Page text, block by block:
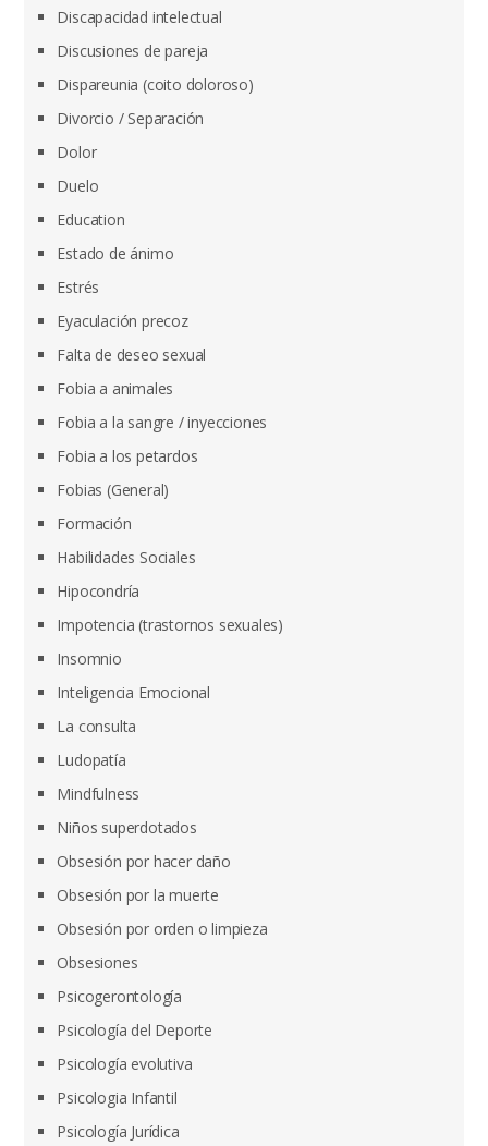
Discapacidad intelectual
Discusiones de pareja
Dispareunia (coito doloroso)
Divorcio / Separación
Dolor
Duelo
Education
Estado de ánimo
Estrés
Eyaculación precoz
Falta de deseo sexual
Fobia a animales
Fobia a la sangre / inyecciones
Fobia a los petardos
Fobias (General)
Formación
Habilidades Sociales
Hipocondría
Impotencia (trastornos sexuales)
Insomnio
Inteligencia Emocional
La consulta
Ludopatía
Mindfulness
Niños superdotados
Obsesión por hacer daño
Obsesión por la muerte
Obsesión por orden o limpieza
Obsesiones
Psicogerontología
Psicología del Deporte
Psicología evolutiva
Psicologia Infantil
Psicología Jurídica